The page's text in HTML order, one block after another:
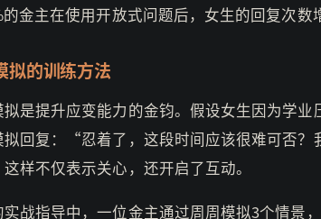
金主在使用开放式问题后，女生的回复次数
拟的训练方法
是提升应变能力的金钧。假设女生因为学业
拟回复：“忍着了，这段时间应该很难可否？
样不仅表示关心，还开启了互动。
战指导中，一位金主通过周周模拟3个情景